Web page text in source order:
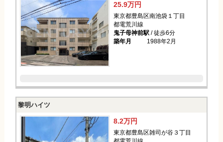
25.9万円
東京都豊島区南池袋１丁目
都電荒川線
鬼子母神前駅/ 徒歩6分
築年月
1988年2月
黎明ハイツ
8.2万円
東京都豊島区雑司が谷３丁目